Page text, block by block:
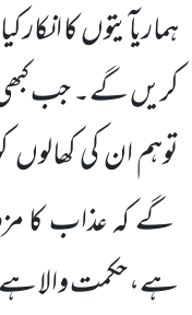
ہماریآیتوںکا
کریں گے۔ جب
توہم ان کی کھالوں
گے کہ عذاب کا
ہے، حکمت والا